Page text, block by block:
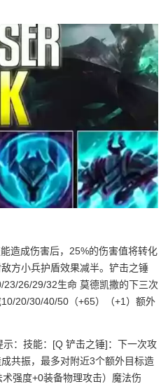
造成伤害后，25%的伤害值将转化
方小兵护盾效果减半。铲击之锤
26/29/32生命 莫德凯撒的下三次
20/30/40/50（+65）（+1）额外
：技能：[Q 铲击之锤]：下一次攻
共振，最多对附近3个额外目标造
强度+0装备物理攻击）魔法伤